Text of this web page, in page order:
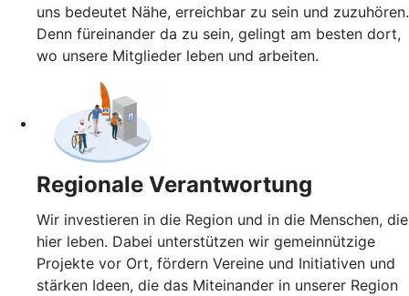
uns bedeutet Nähe, erreichbar zu sein und zuzuhören.
Denn füreinander da zu sein, gelingt am besten dort,
wo unsere Mitglieder leben und arbeiten.
Regionale Verantwortung
Wir investieren in die Region und in die Menschen, die
hier leben. Dabei unterstützen wir gemeinnützige
Projekte vor Ort, fördern Vereine und Initiativen und
stärken Ideen, die das Miteinander in unserer Region